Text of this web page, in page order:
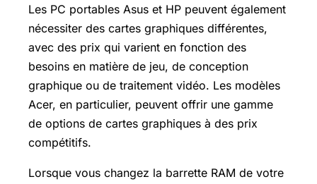
Les PC portables Asus et HP peuvent également
nécessiter des cartes graphiques différentes,
avec des prix qui varient en fonction des
besoins en matière de jeu, de conception
graphique ou de traitement vidéo. Les modèles
Acer, en particulier, peuvent offrir une gamme
de options de cartes graphiques à des prix
compétitifs.
Lorsque vous changez la barrette RAM de votre